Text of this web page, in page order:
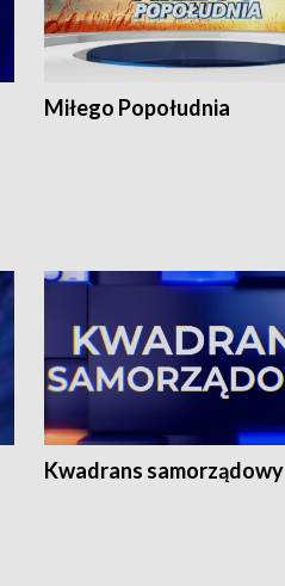
Miłego Popołudnia
Kwadrans samorządowy